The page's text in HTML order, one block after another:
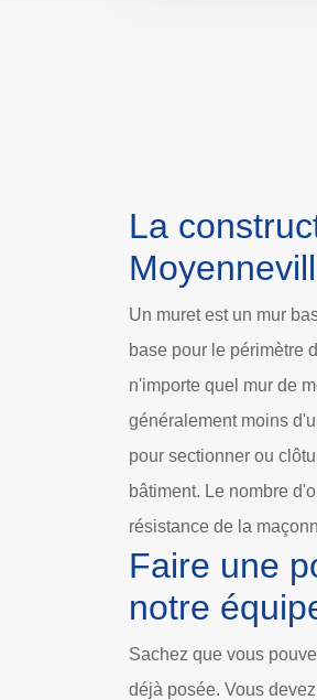
La
Un muret est un mur
base pour le périmètre
n'importe quel mur de
généralement moins
pour sectionner ou
bâtiment. Le nombre
résistance de la
Faire une
notre
Sachez que vous
déjà posée. Vous